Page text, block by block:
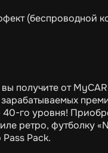
(беспроводной
получите от
го уровня!
ретро, футболку
Pack.